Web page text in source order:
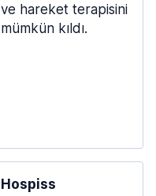
ve hareket terapisini
mümkün kıldı.
Hospiss